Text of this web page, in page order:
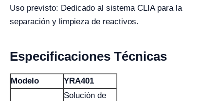
Uso previsto: Dedicado al sistema CLIA para la
separación y limpieza de reactivos.
Especificaciones Técnicas
Modelo YRA401
Solución de